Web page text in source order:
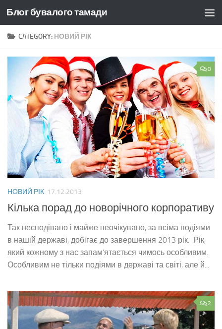
Skip to content
Блог бувалого тамади
CATEGORY: НОВИЙ РІК
0
НОВИЙ РІК 17.12.2013
Кілька порад до новорічного корпоративу
Так несподівано і майже неочікувано, за всіма подіями
в нашій державі, добігає до завершення 2013 рік. Рік,
який кожному з нас запам’ятається чимось особливим.
Особливим не тільки подіями в державі та світі, але й...
2